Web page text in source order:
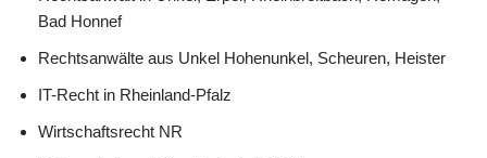
Bad Honnef
Rechtsanwälte aus Unkel Hohenunkel, Scheuren, Heister
IT-Recht in Rheinland-Pfalz
Wirtschaftsrecht NR